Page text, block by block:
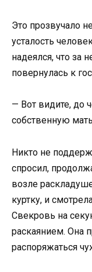
Это прозвучало
усталость
надеялся, что за
повернулась к
— Вот видите, до
собственную
Никто не
спросил,
возле
куртку, и
Свекровь на
раскаянием. Она
распоряжаться